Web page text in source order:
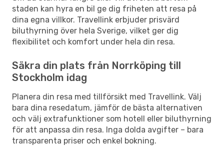
staden kan hyra en bil ge dig friheten att resa på
dina egna villkor. Travellink erbjuder prisvärd
biluthyrning över hela Sverige, vilket ger dig
flexibilitet och komfort under hela din resa.
Säkra din plats från Norrköping till
Stockholm idag
Planera din resa med tillförsikt med Travellink. Välj
bara dina resedatum, jämför de bästa alternativen
och välj extrafunktioner som hotell eller biluthyrning
för att anpassa din resa. Inga dolda avgifter – bara
transparenta priser och enkel bokning.